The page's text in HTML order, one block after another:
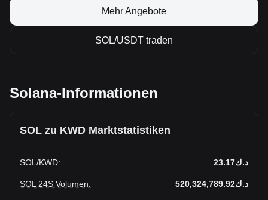
Mehr Angebote
SOL/USDT traden
Solana-Informationen
SOL zu KWD Marktstatistiken
SOL /KWD: د.ك23.17
SOL 24S Volumen: د.ك520,324,789.92